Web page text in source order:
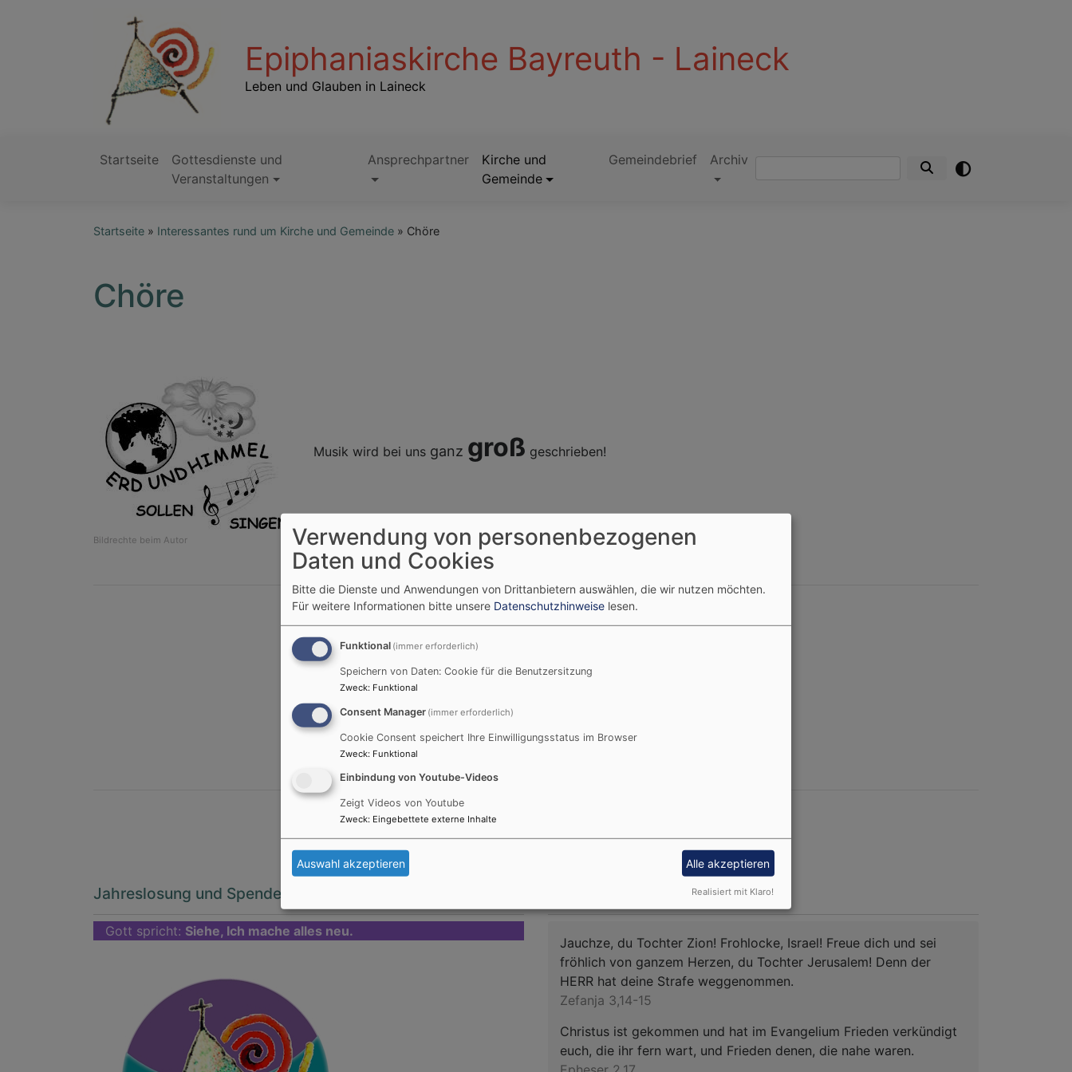
Epiphaniaskirche Bayreuth - Laineck
Leben und Glauben in Laineck
Hauptnavigation
Startseite
Gottesdienste und
Veranstaltungen
Ansprechpartner
Kirche und
Gemeinde
Gemeindebrief ArchivSuche
Startseite Interessantes rund um Kirche und Gemeinde Chöre
Chöre
Bildrechte beim Autor
Musik wird bei uns ganz groß geschrieben!
Coro Vocale
Emotion Kids
Jahreslosung und Spendenbutton
Gott spricht: Siehe, Ich mache alles neu.
Jauchze, du Tochter Zion! Frohlocke, Israel! Freue dich und sei
fröhlich von ganzem Herzen, du Tochter Jerusalem! Denn der
HERR hat deine Strafe weggenommen.
Zefanja 3,14-15
Christus ist gekommen und hat im Evangelium Frieden verkündigt
euch, die ihr fern wart, und Frieden denen, die nahe waren.
Verwendung von personenbezogenen
Daten und Cookies
Bitte die Dienste und Anwendungen von Drittanbietern auswählen, die wir nutzen möchten.
Für weitere Informationen bitte unsere Datenschutzhinweise lesen.
Funktional (immer erforderlich)
Speichern von Daten: Cookie für die Benutzersitzung
Zweck: Funktional
Consent Manager (immer erforderlich)
Cookie Consent speichert Ihre Einwilligungsstatus im Browser
Zweck: Funktional
Einbindung von Youtube-Videos
Zeigt Videos von Youtube
Zweck: Eingebettete externe Inhalte
Auswahl akzeptieren Alle akzeptieren
Realisiert mit Klaro!